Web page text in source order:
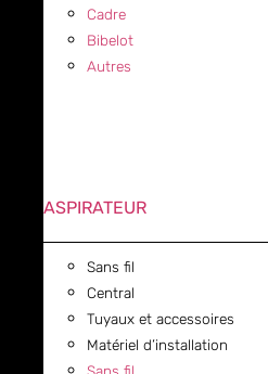
Cadre
Bibelot
Autres
ASPIRATEUR
Sans fil
Central
Tuyaux et accessoires
Matériel d’installation